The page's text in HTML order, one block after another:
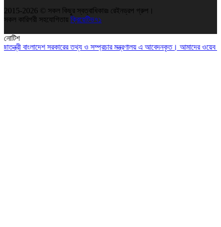
2015-2026 © সকল কিছুর স্বত্বাধিকারঃ রেইনড্রপ গ্রুপ।
সকল কারিগরী সহযোগিতায় ক্রিয়েটিভ৭১
নোটিশ
বাংলাদেশ সরকারের তথ্য ও সম্প্রচার মন্ত্রণালয় এ আবেদনকৃত। আমাদের ওয়েব